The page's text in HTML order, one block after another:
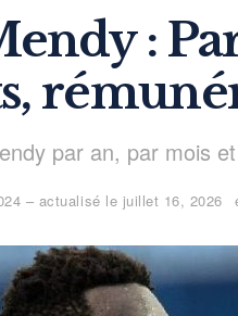
:
par an, par mois
– actualisé le juillet 16, 2026